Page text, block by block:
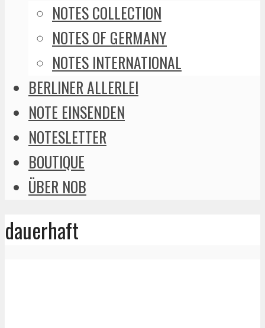
NOTES COLLECTION
NOTES OF GERMANY
NOTES INTERNATIONAL
BERLINER ALLERLEI
NOTE EINSENDEN
NOTESLETTER
BOUTIQUE
ÜBER NOB
dauerhaft